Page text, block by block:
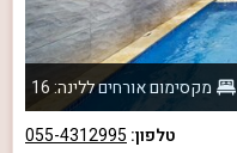
מקסימום אורחים ללינה: 16
טלפון: 055-4312995